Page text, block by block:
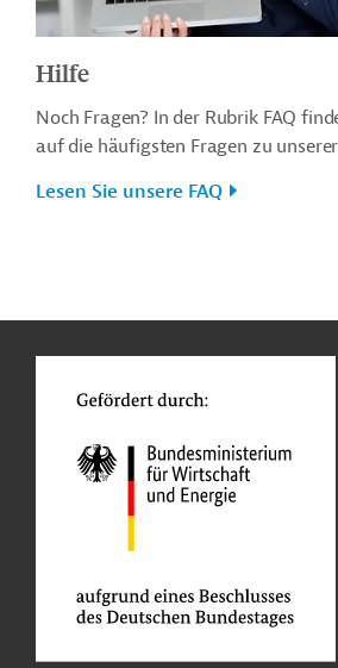
Hilfe
Noch Fragen? In der Rubrik FAQ
auf die häufigsten Fragen zu
Lesen Sie unsere FAQ